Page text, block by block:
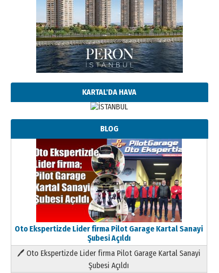
KARTAL'DA HAVA
BLOG
Oto Ekspertizde Lider firma Pilot Garage Kartal Sanayi
Şubesi Açıldı
🖊 Oto Ekspertizde Lider firma Pilot Garage Kartal Sanayi
Şubesi Açıldı